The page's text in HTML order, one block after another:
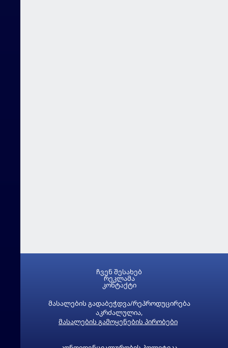
მასალების გადაბეჭდვა/რეპროდუცირება
აკრძალულია,
მასალების გამოყენების პირობები
ჩვენ შესახებ
რეკლამა
კონტაქტი